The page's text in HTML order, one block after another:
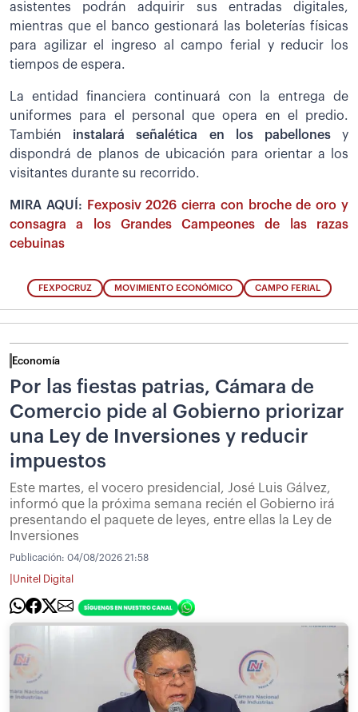
asistentes podrán adquirir sus entradas digitales,
mientras que el banco gestionará las boleterías físicas
para agilizar el ingreso al campo ferial y reducir los
tiempos de espera.
La entidad financiera continuará con la entrega de
uniformes para el personal que opera en el predio.
También instalará señalética en los pabellonesy
dispondrá de planos de ubicación para orientar a los
visitantes durante su recorrido.
MIRA AQUÍ:
Fexposiv 2026 cierra con broche de oro y
consagra a los Grandes Campeones de las razas
cebuinas
FEXPOCRUZ MOVIMIENTO ECONÓMICO CAMPO FERIAL
Economía
Por las fiestas patrias, Cámara de
Comercio pide al Gobierno priorizar
una Ley de Inversiones y reducir
impuestos
Este martes, el vocero presidencial, José Luis Gálvez,
informó que la próxima semana recién el Gobierno irá
presentando el paquete de leyes, entre ellas la Ley de
Inversiones
Publicación: 04/08/2026 21:58
Unitel Digital